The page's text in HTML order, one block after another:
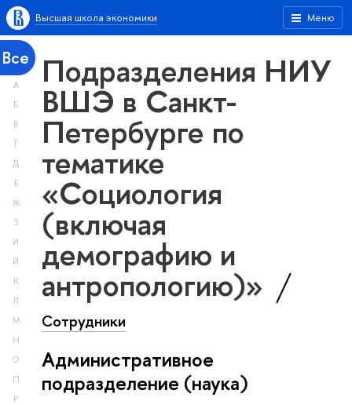
Меню
Высшая школа экономики
Все
А
Б
В
Г
Д
Е
Ж
З
И
Й
К
Л
М
Н
О
П
Р
Подразделения НИУ
ВШЭ в Санкт-
Петербурге по
тематике
«Социология
(включая
демографию и
антропологию)»
Сотрудники
Административное
подразделение (наука)